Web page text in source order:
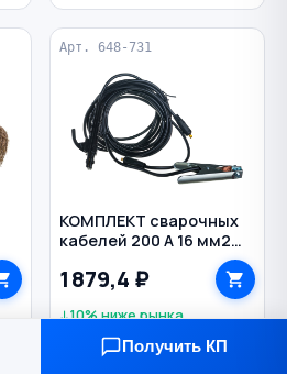
Арт. 648-731
КОМПЛЕКТ сварочных
кабелей 200 А 16 мм2
5+4 м KIT-20 QUATTRO
ELEMENTI
1 879,4 ₽
↓10% ниже рынка
Получить КП